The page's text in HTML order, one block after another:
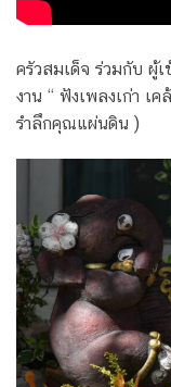
ครัวสมเด็จ ร่วมกับ ผู้
งาน “ ฟังเพลงเก่า เ
รำลึกคุณแผ่นดิน )